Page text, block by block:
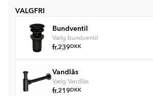
VALGFRI
Bundventil
Vælg bundventil
fr.239DKK
Vandlås
Vælg Vandlås
fr.219DKK